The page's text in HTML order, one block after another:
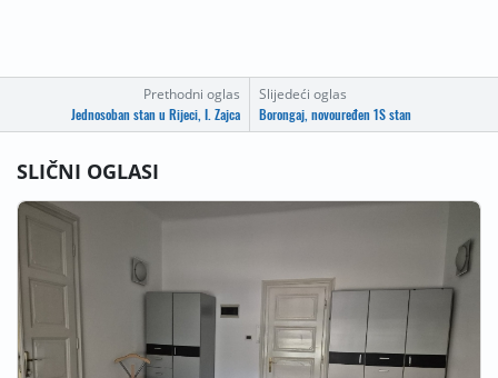
Prethodni oglas
Jednosoban stan u Rijeci, I. Zajca
Slijedeći oglas
Borongaj, novouređen 1S stan
SLIČNI OGLASI